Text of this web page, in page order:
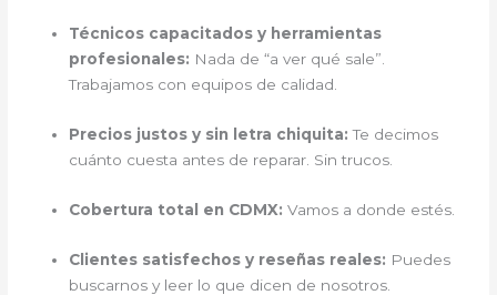
Técnicos capacitados y herramientas
profesionales: Nada de “a ver qué sale”.
Trabajamos con equipos de calidad.
Precios justos y sin letra chiquita: Te decimos
cuánto cuesta antes de reparar. Sin trucos.
Cobertura total en CDMX: Vamos a donde estés.
Clientes satisfechos y reseñas reales: Puedes
buscarnos y leer lo que dicen de nosotros.